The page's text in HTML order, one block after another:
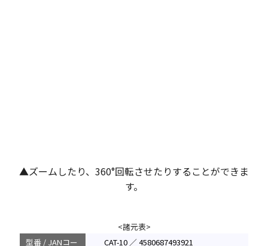
▲ズームしたり、360°回転させたりすることができま
す。
<諸元表>
型番 / JANコー
CAT-10 ／ 4580687493921